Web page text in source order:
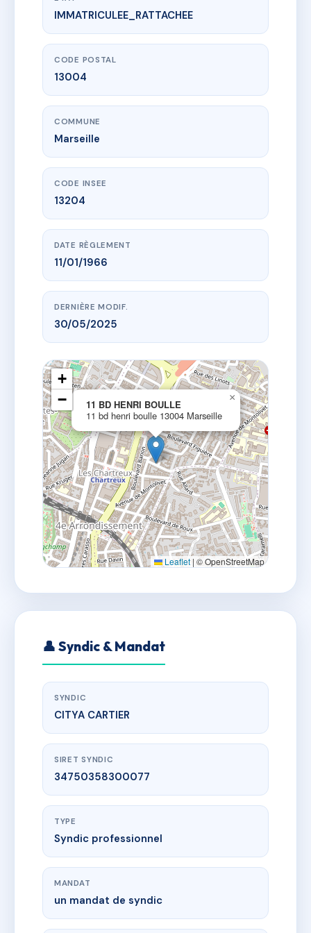
www.vme.plus/AC6466619
11 BD HENRI BOULLE
11 bd henri boulle
IMMATRICULEE_RATTACHEE
CODE POSTAL
13004
COMMUNE
Marseille
CODE INSEE
13204
DATE RÈGLEMENT
11/01/1966
DERNIÈRE MODIF.
30/05/2025
11 BD HENRI BOULLE
11 bd henri boulle 13004 Marseille
×
+
−
Leaflet | © OpenStreetMap
👤 Syndic & Mandat
SYNDIC
CITYA CARTIER
SIRET SYNDIC
34750358300077
TYPE
Syndic professionnel
MANDAT
un mandat de syndic